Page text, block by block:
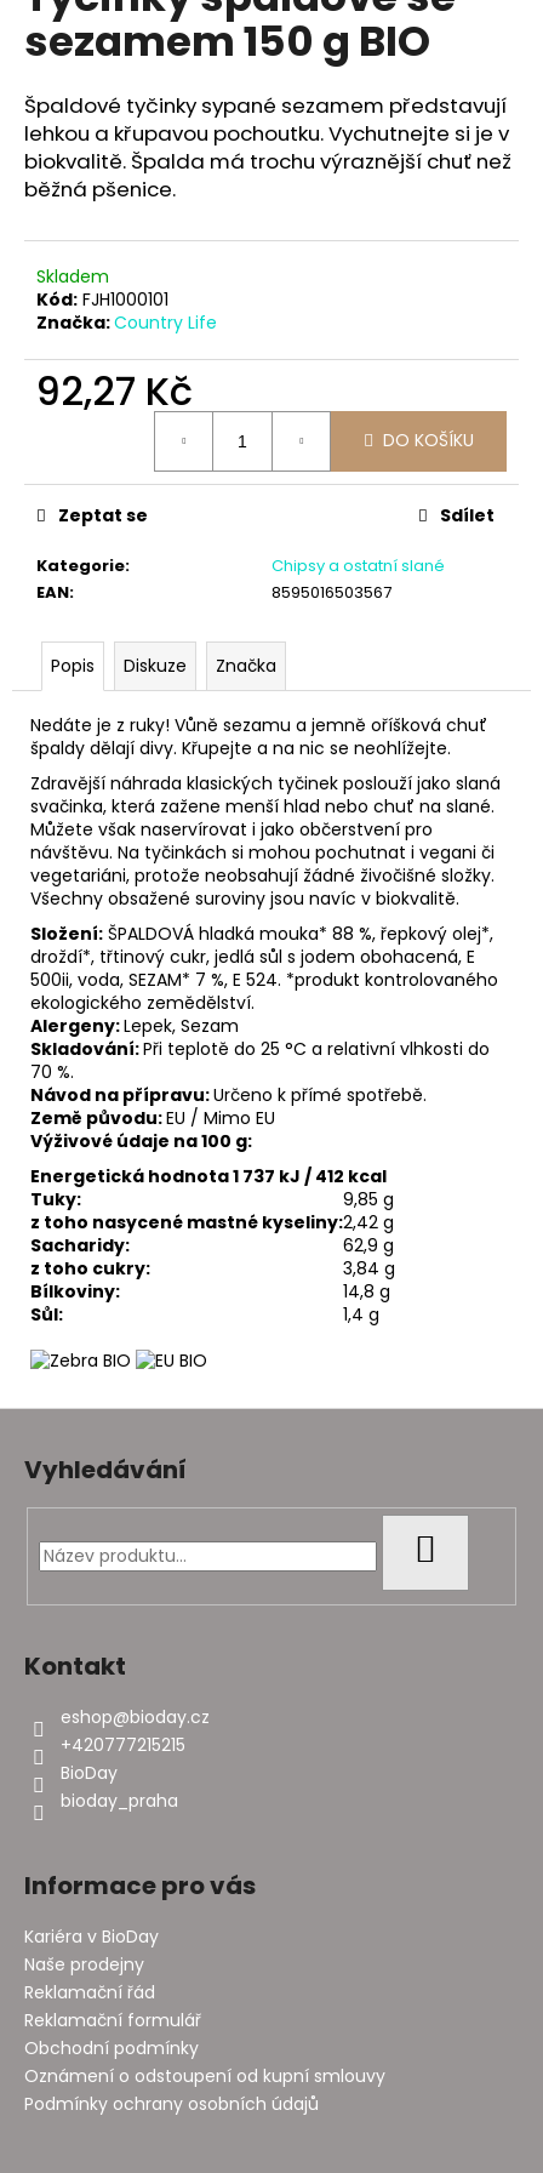
z
hvězdiček.
sezamem 150 g BIO
Špaldové tyčinky sypané sezamem představují
lehkou a křupavou pochoutku. Vychutnejte si je v
biokvalitě. Špalda má trochu výraznější chuť než
běžná pšenice.
Skladem
Kód: FJH1000101
Značka:Country Life
92,27 Kč
DO KOŠÍKU
Kategorie:
Chipsy a ostatní slané
EAN: 8595016503567
Zeptat se Sdílet
Popis Diskuze Značka
Nedáte je z ruky! Vůně sezamu a jemně oříšková chuť
špaldy dělají divy. Křupejte a na nic se neohlížejte.
Zdravější náhrada klasických tyčinek poslouží jako slaná
svačinka, která zažene menší hlad nebo chuť na slané.
Můžete však naservírovat i jako občerstvení pro
návštěvu. Na tyčinkách si mohou pochutnat i vegani či
vegetariáni, protože neobsahují žádné živočišné složky.
Všechny obsažené suroviny jsou navíc v biokvalitě.
Složení: ŠPALDOVÁ hladká mouka* 88 %, řepkový olej*,
droždí*, třtinový cukr, jedlá sůl s jodem obohacená, E
500ii, voda, SEZAM* 7 %, E 524. *produkt kontrolovaného
ekologického zemědělství.
Alergeny:Lepek, Sezam
Skladování:Při teplotě do 25 °C a relativní vlhkosti do
70 %.
Návod na přípravu:Určeno k přímé spotřebě.
Země původu:EU / Mimo EU
Výživové údaje na 100 g:
Energetická hodnota 1 737 kJ / 412 kcal
Tuky:
9,85 g
z toho nasycené mastné kyseliny:2,42 g
Sacharidy:
62,9 g
z toho cukry:
3,84 g
Bílkoviny:
14,8 g
Sůl:
1,4 g
a
j
í
t
?
D
r
u
u
m
Vyhledávání
Kontakt
eshop@bioday.cz
+420777215215
BioDay
bioday_praha
Informace pro vás
Kariéra v BioDay
Naše prodejny
Reklamační řád
Reklamační formulář
Obchodní podmínky
Oznámení o odstoupení od kupní smlouvy
Podmínky ochrany osobních údajů